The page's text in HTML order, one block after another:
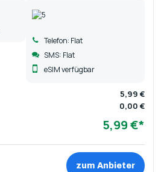
Telefon: Flat
SMS: Flat
eSIM verfügbar
5,99 €
0,00 €
5,99 €*
zum Anbieter